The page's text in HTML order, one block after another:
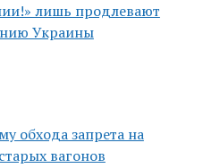
лишь продлевают
Украины